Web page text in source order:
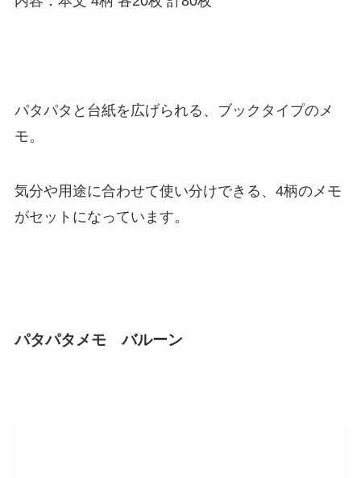
パタパタと台紙を広げられる、ブックタイプのメ
モ。
気分や用途に合わせて使い分けできる、4柄のメモ
がセットになっています。
パタパタメモ バルーン